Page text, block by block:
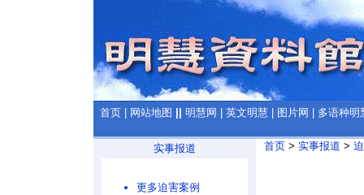
首页 网站地图 明慧网 英文明慧 图片网 多语种明
实事报道
更多迫害案例
首页 > 实事报道 >